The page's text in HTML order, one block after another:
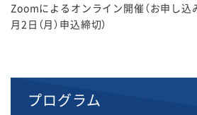
Zoomによるオンライン開催（お申し込
月2日（月）申込締切）
プログラム